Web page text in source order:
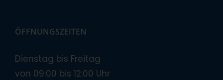
ÖFFNUNGSZEITEN
Dienstag bis Freitag
von 09:00 bis 12:00 Uhr